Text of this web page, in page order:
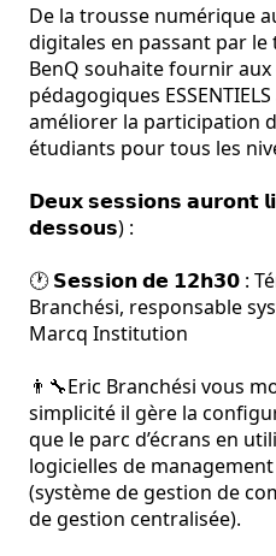
De la trousse numérique
digitales en passant par
BenQ souhaite fournir
pédagogiques
améliorer la participation
étudiants pour tous les
𝗗𝗲𝘂𝘅 𝘀𝗲𝘀𝘀𝗶𝗼𝗻𝘀 𝗮𝘂𝗿𝗼𝗻𝘁
𝗱𝗲𝘀𝘀𝗼𝘂𝘀) :
🕐 𝗦𝗲𝘀𝘀𝗶𝗼𝗻 𝗱𝗲 𝟭𝟮𝗵𝟯𝟬 :
Branchési, responsable
Marcq Institution
👨‍🔧Eric Branchési vous
simplicité il gère la
que le parc d’écrans en
logicielles de
(système de gestion de
de gestion centralisée).